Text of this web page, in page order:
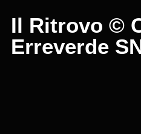
Il Ritrovo ©
Erreverde